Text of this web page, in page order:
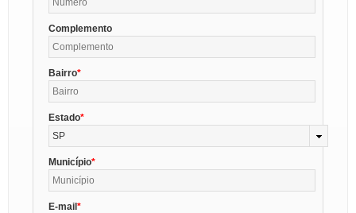
Complemento
Bairro
Estado
SP
Município
E-mail